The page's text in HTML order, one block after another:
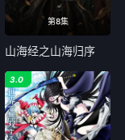
第8集
山海经之山海归序
3.0